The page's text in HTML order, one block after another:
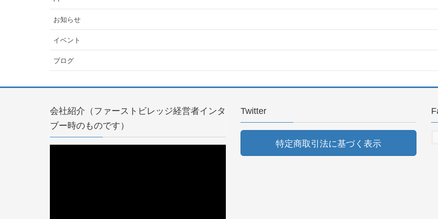
お知らせ
イベント
ブログ
会社紹介（ファーストビレッジ経営者インタ
ブー時のものです）
Twitter
特定商取引法に基づく表示